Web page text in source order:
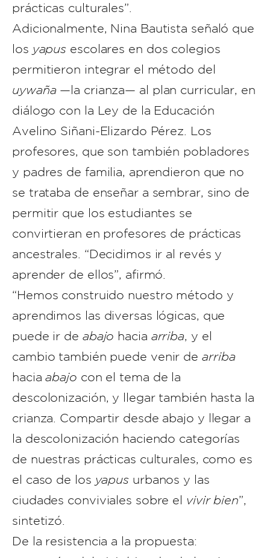
prácticas culturales”.
Adicionalmente, Nina Bautista señaló que
los yapus escolares en dos colegios
permitieron integrar el método del
uywaña—la crianza— al plan curricular, en
diálogo con la Ley de la Educación
Avelino Siñani-Elizardo Pérez. Los
profesores, que son también pobladores
y padres de familia, aprendieron que no
se trataba de enseñar a sembrar, sino de
permitir que los estudiantes se
convirtieran en profesores de prácticas
ancestrales. “Decidimos ir al revés y
aprender de ellos”, afirmó.
“Hemos construido nuestro método y
aprendimos las diversas lógicas, que
puede ir de abajo hacia arriba, y el
cambio también puede venir de arriba
haciaabajo con el tema de la
descolonización, y llegar también hasta la
crianza. Compartir desde abajo y llegar a
la descolonización haciendo categorías
de nuestras prácticas culturales, como es
el caso de los yapus urbanos y las
ciudades conviviales sobre el vivir bien”,
sintetizó.
De la resistencia a la propuesta: